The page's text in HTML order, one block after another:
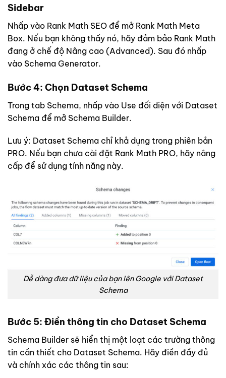
Sidebar
Nhấp vào Rank Math SEO để mở Rank Math Meta
Box. Nếu bạn không thấy nó, hãy đảm bảo Rank Math
đang ở chế độ Nâng cao (Advanced). Sau đó nhấp
vào Schema Generator.
Bước 4: Chọn Dataset Schema
Trong tab Schema, nhấp vào Use đối diện với Dataset
Schema để mở Schema Builder.
Lưu ý: Dataset Schema chỉ khả dụng trong phiên bản
PRO. Nếu bạn chưa cài đặt Rank Math PRO, hãy nâng
cấp để sử dụng tính năng này.
Dễ dàng đưa dữ liệu của bạn lên Google với Dataset
Schema
Bước 5: Điền thông tin cho Dataset Schema
Schema Builder sẽ hiển thị một loạt các trường thông
tin cần thiết cho Dataset Schema. Hãy điền đầy đủ
và chính xác các thông tin sau: